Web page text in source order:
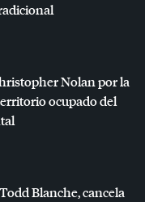
Nolan por la
ocupado del
Blanche, cancela